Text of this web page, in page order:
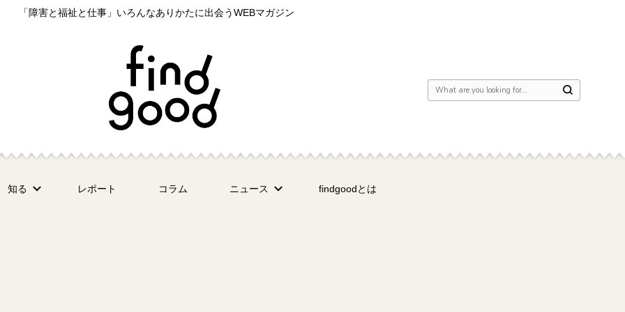
「障害と福祉と仕事」いろんなありかたに出会うWEBマガジン
Looking for Something?
知る レポート コラム ニュース findgoodとは